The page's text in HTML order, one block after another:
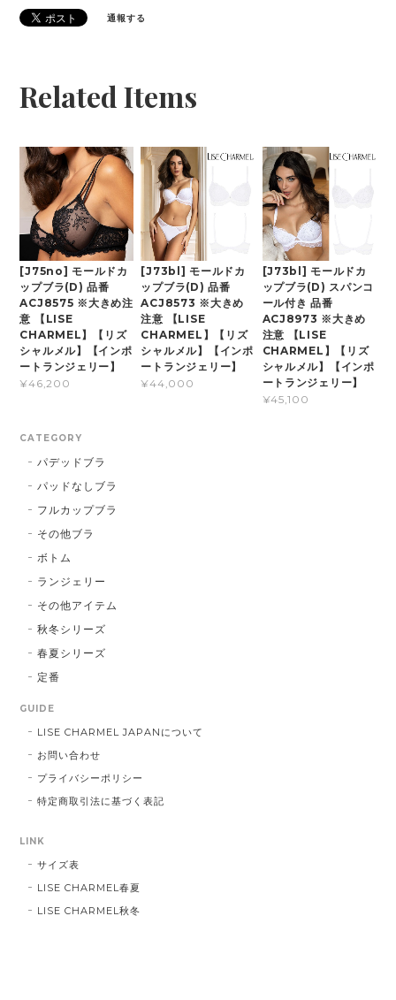
通報する
Related Items
[J75no] モールドカ
ップブラ(D) 品番
ACJ8575 ※大きめ注
意 【LISE
CHARMEL】【リズ
シャルメル】【インポ
ートランジェリー】
¥46,200
[J73bl] モールドカ
ップブラ(D) 品番
ACJ8573 ※大きめ
注意 【LISE
CHARMEL】【リズ
シャルメル】【インポ
ートランジェリー】
¥44,000
[J73bl] モールドカ
ップブラ(D) スパンコ
ール付き 品番
ACJ8973 ※大きめ
注意 【LISE
CHARMEL】【リズ
シャルメル】【インポ
ートランジェリー】
¥45,100
CATEGORY
パデッドブラ
パッドなしブラ
フルカップブラ
その他ブラ
ボトム
ランジェリー
その他アイテム
秋冬シリーズ
春夏シリーズ
定番
GUIDE
LISE CHARMEL JAPANについて
お問い合わせ
プライバシーポリシー
特定商取引法に基づく表記
LINK
サイズ表
LISE CHARMEL春夏
LISE CHARMEL秋冬